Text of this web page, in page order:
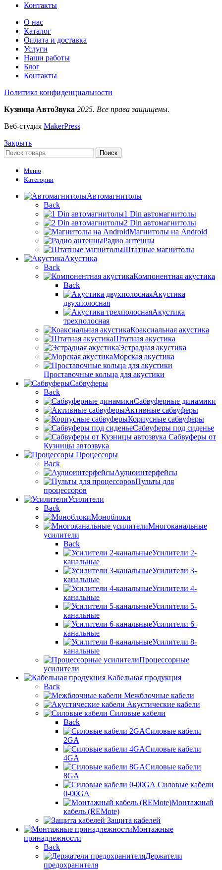
Контакты
О нас
Каталог
Оплата и доставка
Услуги
Наши работы
Блог
Контакты
Политика конфиденциальности
Кузница АвтоЗвука 2025. Все права защищены.
Веб-студия MakerPress
Закрыть
Поиск
Меню
Категории
Автомагнитолы
Back
1 Din автомагнитолы
2 Din автомагнитолы
Магнитолы на Android
Радио антенны
Штатные магнитолы
Акустика
Back
Компонентная акустика
Back
Акустика
двухполосная
Акустика
трехполосная
Коаксиальная акустика
Штатная акустика
Эстрадная акустика
Морская акустика
Проставочные кольца для акустики
Сабвуферы
Back
Сабвуферные динамики
Активные сабвуферы
Корпусные сабвуферы
Сабвуферы под сиденье
Сабвуферы от
Кузницы автозвука
Процессоры
Back
Аудиоинтерфейсы
Пульты для
процессоров
Усилители
Back
Моноблоки
Многоканальные
усилители
Back
Усилители 2-
канальные
Усилители 3-
канальные
Усилители 4-
канальные
Усилители 5-
канальные
Усилители 6-
канальные
Усилители 8-
канальные
Процессорные
усилители
Кабельная продукция
Back
Межблочные кабели
Акустические кабели
Силовые кабели
Back
Силовые кабели
2GA
Силовые кабели
4GA
Силовые кабели
8GA
Силовые кабели
0-00GA
Монтажный
кабель (REMote)
Защита кабелей
Монтажные
принадлежности
Back
Держатели
предохранителя